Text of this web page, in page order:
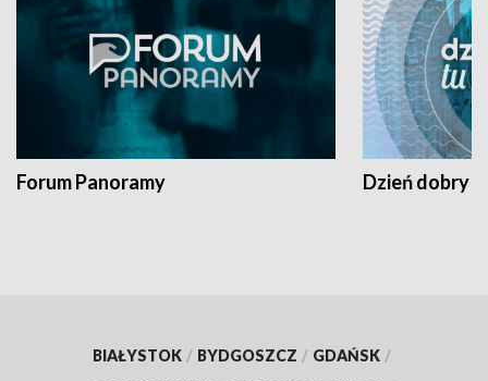
Forum Panoramy Dzień dobry
BIAŁYSTOK / BYDGOSZCZ / GDAŃSK /